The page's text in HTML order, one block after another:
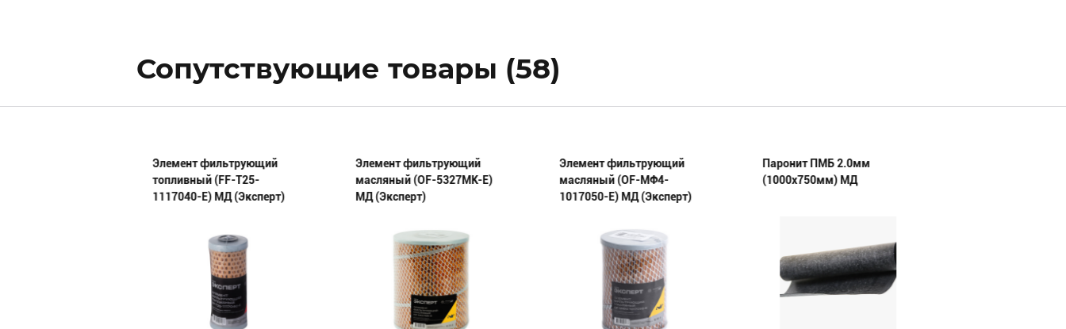
Сопутствующие товары (58)
Элемент фильтрующий
топливный (FF-Т25-
1117040-E) МД (Эксперт)
Элемент фильтрующий
масляный (OF-5327МК-E)
МД (Эксперт)
Элемент фильтрующий
масляный (OF-МФ4-
1017050-E) МД (Эксперт)
Паронит ПМБ 2.0мм
(1000х750мм) МД